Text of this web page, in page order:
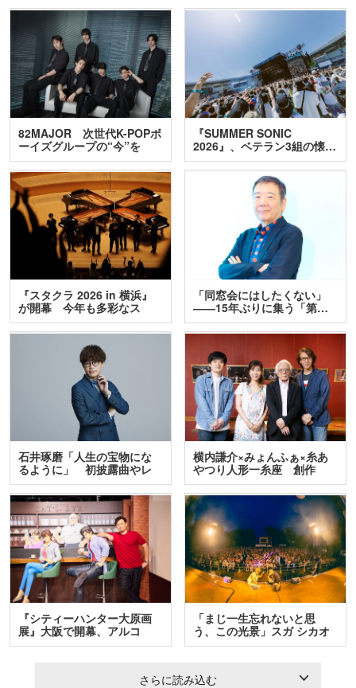
82MAJOR 次世代K-POPボ
ーイズグループの“今”を
訊…
『SUMMER SONIC
2026』、ベテラン3組の懐…
『スタクラ 2026 in 横浜』
が開幕 今年も多彩なス
テ…
「同窓会にはしたくない」
――15年ぶりに集う「第…
石井琢磨「人生の宝物にな
るように」 初披露曲やレ
ア…
横内謙介×みょんふぁ×糸あ
やつり人形一糸座 創作
人…
『シティーハンター大原画
展』大阪で開幕、アルコ
＆…
「まじ一生忘れないと思
う、この光景」スガ シカオ
と…
さらに読み込む